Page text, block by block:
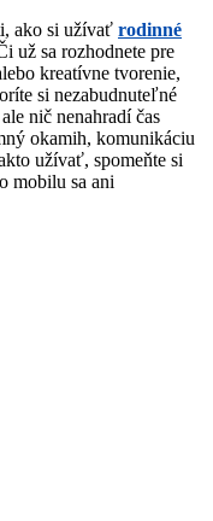
ako si užívať rodinné
už sa rozhodnete pre
kreatívne tvorenie,
si nezabudnuteľné
nič nenahradí čas
okamih, komunikáciu
užívať, spomeňte si
mobilu sa ani